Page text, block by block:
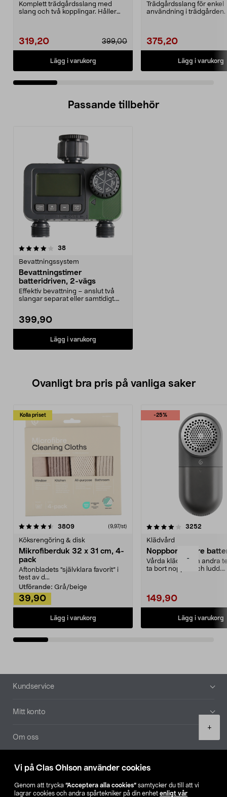
Vi på Clas Ohlson använder cookies
Genom att trycka ”Acceptera alla cookies” samtycker du till att vi
lagrar cookies och andra spårtekniker på din enhet enligt vår
-
+
Komplett trädgårdsslang med
slang och två kopplingar. Håller
319,20 399,00
Lägg i varukorg
Trädgårdsslang för enkel
användning i trädgården.
375,20
Lägg i varukorg
Passande tillbehör
38recensioner
Bevattningssystem
Bevattningstimer
batteridriven, 2-vägs
Effektiv bevattning – anslut två
slangar separat eller samtidigt.
399,90
Lägg i varukorg
Ovanligt bra pris på vanliga saker
Kolla priset
3809recensioner (9,97/st)
Köksrengöring & disk
Mikrofiberduk 32 x 31 cm, 4-
pack
Aftonbladets "självklara favorit” i
test av d...
Utförande: Grå/beige
39,90
Lägg i varukorg
-25%
4.0av 5 stjärnor 3252
Klädvård
Noppborttagare
Vårda kläder och andra
ta bort noppor och ludd.
149,90
Lägg i varukorg
4.5av 5 stjärnor
Sidfot
Kundservice
Mitt konto
Om oss
Aktuellt
Våra bolag